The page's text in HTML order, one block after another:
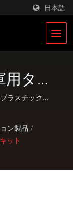
日本語
タク
用リ
者 |
ラスチック射
工、EDCポー
す。
ン製品 /
ット